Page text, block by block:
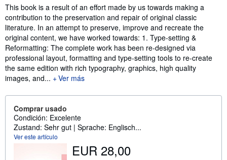
Sinopsis
This book is a result of an effort made by us towards making a
contribution to the preservation and repair of original classic
literature. In an attempt to preserve, improve and recreate the
original content, we have worked towards: 1. Type-setting &
Reformatting: The complete work has been re-designed via
professional layout, formatting and type-setting tools to re-create
the same edition with rich typography, graphics, high quality
images, and...
Ver más
Comprar usado
Condición: Excelente
Zustand: Sehr gut | Sprache: Englisch...
Ver este artículo
EUR 28,00